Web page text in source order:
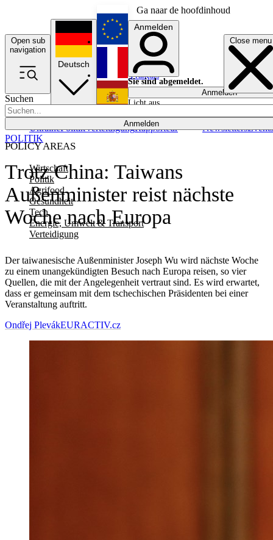
Ga naar de hoofdinhoud
Open sub
navigation
Close menu
Suchen
Anmelden
POLICY AREAS
Wirtschaft
Politik
Agrifood
Gesundheit
Tech
Energie, Umwelt & Transport
Verteidigung
UkrainePolitikVerteidigungRapporteur NewslettersEvents
Deutsch
English
Français
Anmelden
Sie sind abgemeldet.
Anmelden
Licht aus
Trotz China: Taiwans
Außenminister reist nächste
Woche nach Europa
Der taiwanesische Außenminister Joseph Wu wird nächste Woche
zu einem unangekündigten Besuch nach Europa reisen, so vier
Quellen, die mit der Angelegenheit vertraut sind. Es wird erwartet,
dass er gemeinsam mit dem tschechischen Präsidenten bei einer
Veranstaltung auftritt.
POLITIK
Ondřej PlevákEURACTIV.cz